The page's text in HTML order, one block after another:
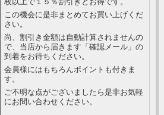
この機会に是非まとめてお買い上げくだ
さい。
尚、割引き金額は自動計算されませんの
で、当店から届きます「確認メール」の
到着をお待ちください。
会員様にはもちろんポイントも付きま
す。
ご不明な点がございましたら是非お気軽
にお問い合わせください。